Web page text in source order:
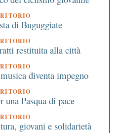
di Buguggiate
restituita alla città
diventa impegno
una Pasqua di pace
giovani e solidarietà